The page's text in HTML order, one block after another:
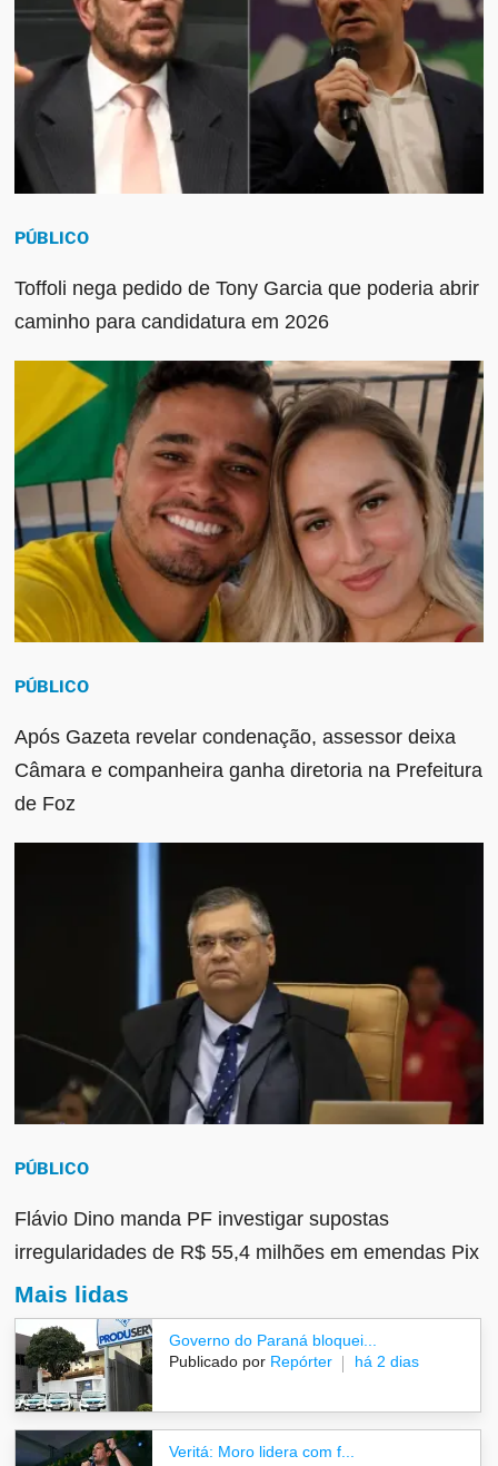
PÚBLICO
Toffoli nega pedido de Tony Garcia que poderia abrir
caminho para candidatura em 2026
PÚBLICO
Após Gazeta revelar condenação, assessor deixa
Câmara e companheira ganha diretoria na Prefeitura
de Foz
PÚBLICO
Flávio Dino manda PF investigar supostas
irregularidades de R$ 55,4 milhões em emendas Pix
Mais lidas
Governo do Paraná bloquei...
Publicado por Repórter há 2 dias
Veritá: Moro lidera com f...